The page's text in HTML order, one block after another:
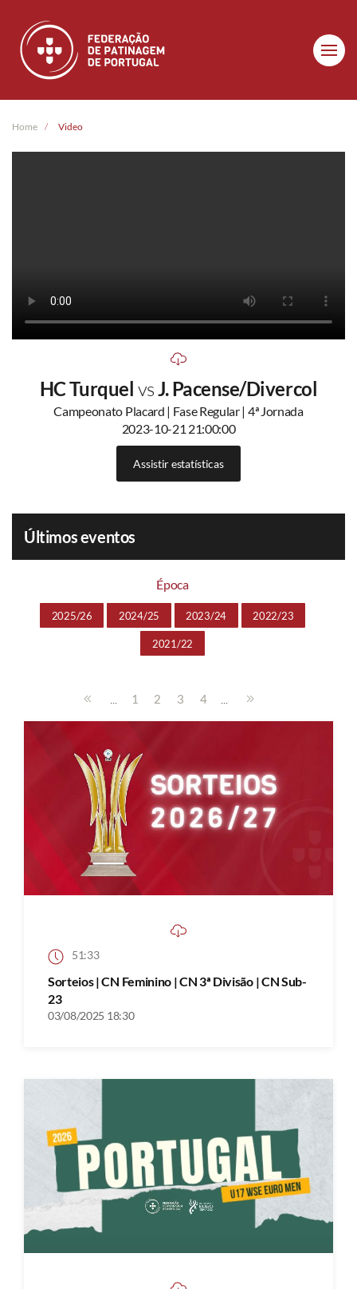
Skip to main content
Home Video
HC Turquel vsJ. Pacense/Divercol
Campeonato Placard | Fase Regular | 4ª Jornada
2023-10-21 21:00:00
Assistir estatísticas
Últimos eventos
Época
2025/26 2024/25 2023/24 2022/23
2021/22
... 1 2 3 4 ...
51:33
Sorteios | CN Feminino | CN 3ª Divisão | CN Sub-
23
03/08/2025 18:30